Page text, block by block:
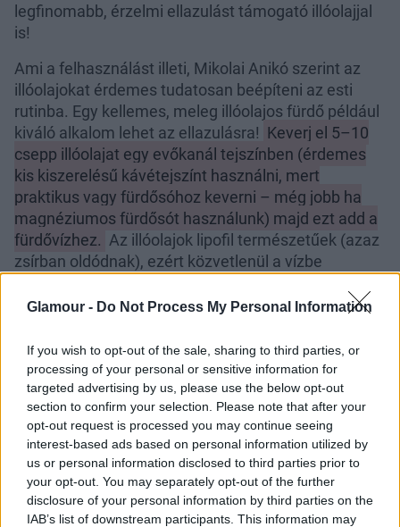
Glamour - Do Not Process My Personal Information
If you wish to opt-out of the sale, sharing to third parties, or
processing of your personal or sensitive information for
targeted advertising by us, please use the below opt-out
section to confirm your selection. Please note that after your
opt-out request is processed you may continue seeing
interest-based ads based on personal information utilized by
us or personal information disclosed to third parties prior to
your opt-out. You may separately opt-out of the further
disclosure of your personal information by third parties on the
IAB’s list of downstream participants. This information may
legfinomabb, érzelmi ellazulást támogató illóolajjal
is!
Ami a felhasználást illeti, Mikolai Anikó szerint az
illóolajokat érdemes tudatosan beépíteni az esti
rutinba. Egy kellemes, meleg illóolajos fürdő például
kiváló alkalom lehet az ellazulásra! Keverj el 5–10
csepp illóolajat egy evőkanál tejszínben (érdemes
kis kiszerelésű kávétejszínt használni, mert
praktikus vagy fürdősóhoz keverni – még jobb ha
magnéziumos fürdősót használunk) majd ezt add a
fürdővízhez. Az illóolajok lipofil természetűek (azaz
zsírban oldódnak), ezért közvetlenül a vízbe